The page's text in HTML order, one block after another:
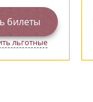
билеты
льготные